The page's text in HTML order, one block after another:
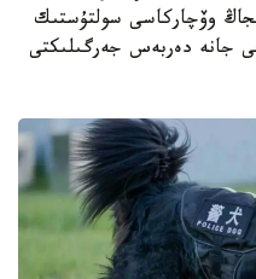
وۆچاركاسى سولتۇستىك
جانە دەربەس جەرگىلىكتى